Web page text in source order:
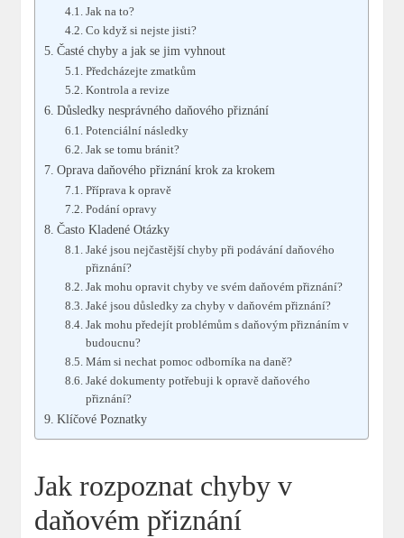
Jak na to?
Co když si nejste jisti?
Časté chyby a jak se jim vyhnout
Předcházejte zmatkům
Kontrola a revize
Důsledky nesprávného daňového přiznání
Potenciální následky
Jak se tomu bránit?
Oprava daňového přiznání krok za krokem
Příprava k opravě
Podání opravy
Často Kladené Otázky
Jaké jsou nejčastější chyby při podávání daňového
přiznání?
Jak mohu opravit chyby ve svém daňovém přiznání?
Jaké jsou důsledky za chyby v daňovém přiznání?
Jak mohu předejít problémům s daňovým přiznáním v
budoucnu?
Mám si nechat pomoc odborníka na daně?
Jaké dokumenty potřebuji k opravě daňového
přiznání?
Klíčové Poznatky
Jak rozpoznat chyby v
daňovém přiznání